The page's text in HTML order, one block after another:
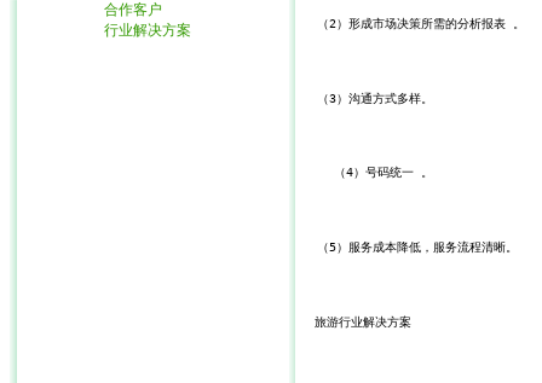
合作客户
行业解决方案
（2）形成市场决策所需的分析报表 。
（3）沟通方式多样。
（4）号码统一 。
（5）服务成本降低，服务流程清晰。
旅游行业解决方案